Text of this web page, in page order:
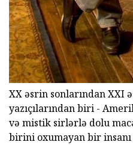
XX əsrin sonlarından XXI
yazıçılarından biri -
və mistik sirlərlə dolu
birini oxumayan bir insanı